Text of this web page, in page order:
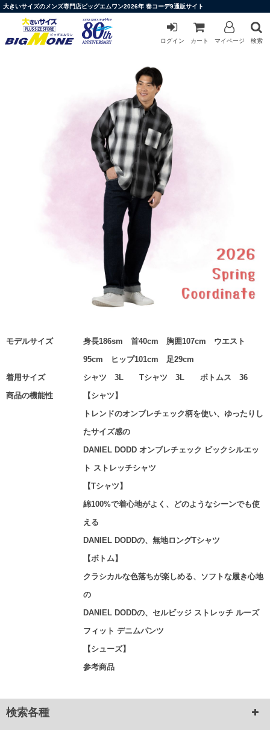
大きいサイズのメンズ専門店ビッグエムワン2026年 春コーデ9通販サイト
ログイン カート マイページ 検索
モデルサイズ
身長186sm 首40cm 胸囲107cm ウエスト
95cm ヒップ101cm 足29cm
着用サイズ
シャツ 3L Tシャツ 3L ボトムス 36
商品の機能性
【シャツ】
トレンドのオンブレチェック柄を使い、ゆったりし
たサイズ感の
DANIEL DODD オンブレチェック ビックシルエッ
ト ストレッチシャツ
【Tシャツ】
綿100%で着心地がよく、どのようなシーンでも使
える
DANIEL DODDの、無地ロングTシャツ
【ボトム】
クラシカルな色落ちが楽しめる、ソフトな履き心地
の
DANIEL DODDの、セルビッジ ストレッチ ルーズ
フィット デニムパンツ
【シューズ】
参考商品
検索各種